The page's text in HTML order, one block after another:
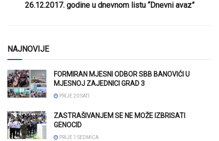
26.12.2017. godine u dnevnom listu “Dnevni avaz”
NAJNOVIJE
FORMIRAN MJESNI ODBOR SBB BANOVIĆI U
MJESNOJ ZAJEDNICI GRAD 3
PRIJE 20 SATI
ZASTRAŠIVANJEM SE NE MOŽE IZBRISATI
GENOCID
PRIJE 1 SEDMICA